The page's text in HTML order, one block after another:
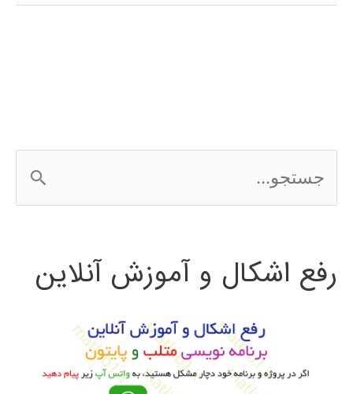
س
ج
رفع اشکال و آموزش آنلاین